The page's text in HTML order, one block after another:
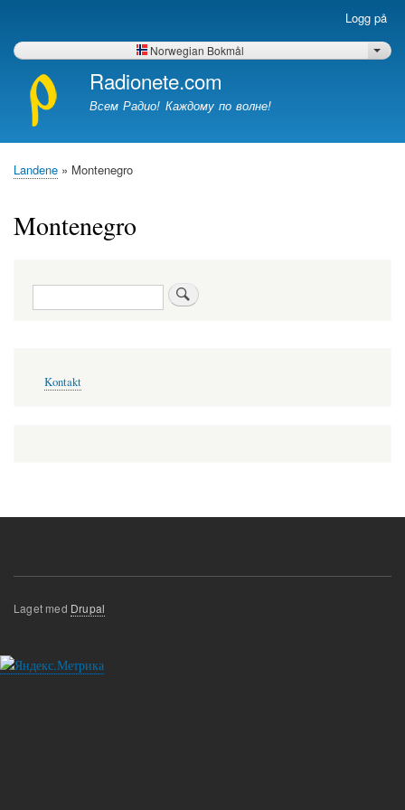
hovedinnhold
meny
Logg på
Norwegian Bokmål List
Radionete.com
Всем Радио! Каждому по волне!
Navigasjonssti
Landene Montenegro
Montenegro
Søk
meny
Kontakt
Laget med Drupal